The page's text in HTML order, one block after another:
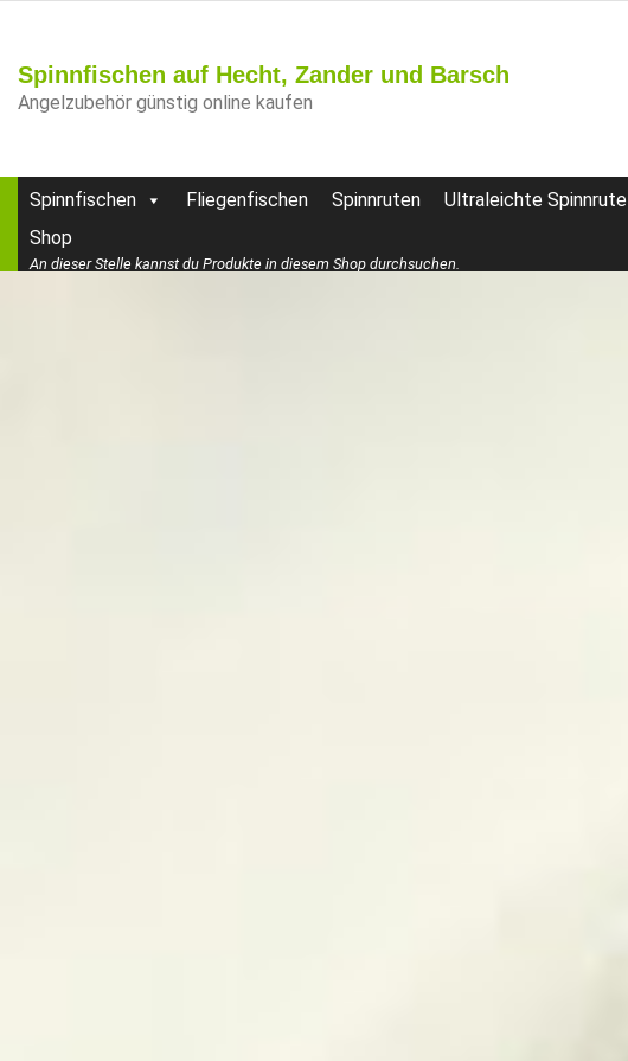
Spinnfischen auf Hecht, Zander und Barsch
Angelzubehör günstig online kaufen
Spinnfischen Fliegenfischen Spinnruten Ultraleichte Spinnrute
Shop
An dieser Stelle kannst du Produkte in diesem Shop durchsuchen.